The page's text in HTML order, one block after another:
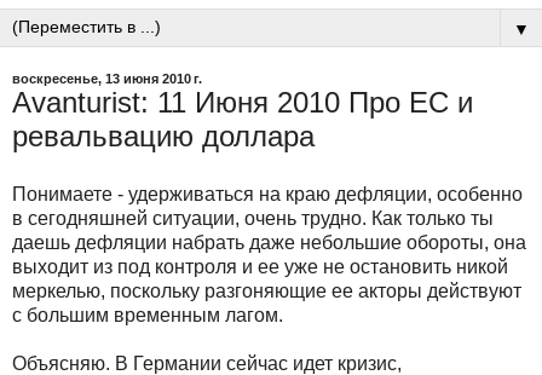
▼
воскресенье, 13 июня 2010 г.
Avanturist: 11 Июня 2010 Про ЕС и
ревальвацию доллара
Понимаете - удерживаться на краю дефляции, особенно
в сегодняшней ситуации, очень трудно. Как только ты
даешь дефляции набрать даже небольшие обороты, она
выходит из под контроля и ее уже не остановить никой
меркелью, поскольку разгоняющие ее акторы действуют
с большим временным лагом.
Объясняю. В Германии сейчас идет кризис,